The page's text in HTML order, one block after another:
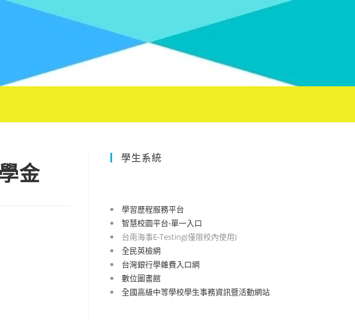
金
學生系統
學習歷程服務平台
智慧校園平台-單一入口
台南海事E-Testing(僅限校內使用)
全民英檢網
台灣銀行學雜費入口網
數位圖書館
全國高級中等學校學生事務資訊暨活動網站